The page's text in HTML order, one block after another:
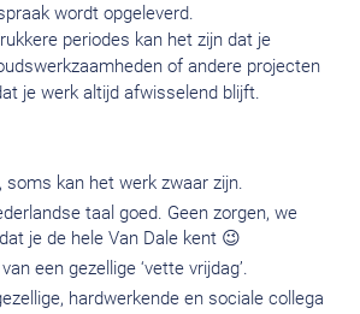
wordt opgeleverd.
periodes kan het zijn dat je
of andere projecten
je werk altijd afwisselend blijft.
kan het werk zwaar zijn.
taal goed. Geen zorgen, we
je de hele Van Dale kent 😉
een gezellige ‘vette vrijdag’.
hardwerkende en sociale collega